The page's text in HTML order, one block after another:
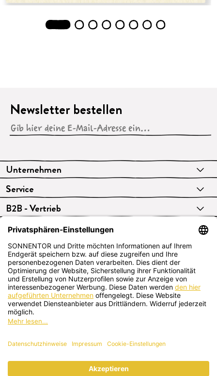
2 3 4 5 6 7 8
Unternehmen
Service
B2B - Vertrieb
Newsletter bestellen
Deutsch
SONNENTOR Kräuterhandels GMBH
Sprögnitz 10, 3913 Sprögnitz, Österreich